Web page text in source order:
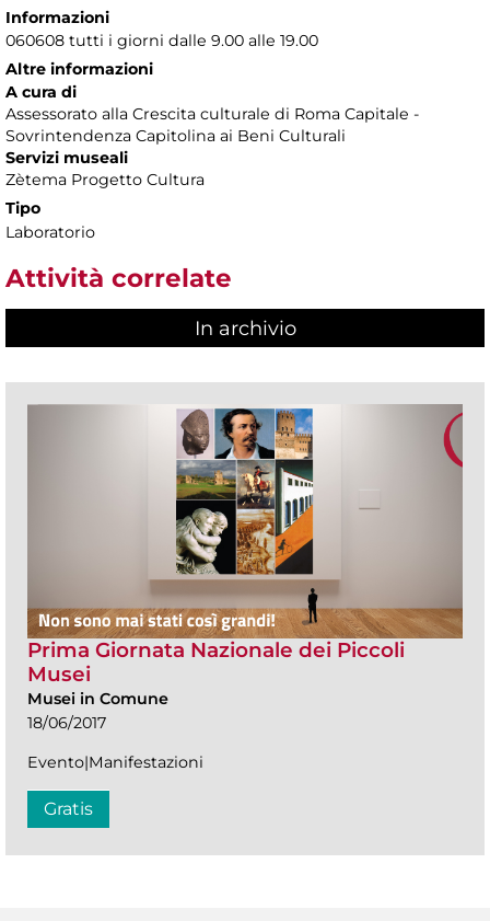
Informazioni
060608 tutti i giorni dalle 9.00 alle 19.00
Altre informazioni
A cura di
Assessorato alla Crescita culturale di Roma Capitale -
Sovrintendenza Capitolina ai Beni Culturali
Servizi museali
Zètema Progetto Cultura
Tipo
Laboratorio
Attività correlate
In archivio
Prima Giornata Nazionale dei Piccoli
Musei
Musei in Comune
18/06/2017
Evento|Manifestazioni
Gratis